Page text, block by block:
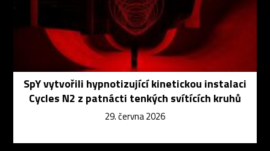
SpY vytvořili hypnotizující kinetickou instalaci
Cycles N2 z patnácti tenkých svítících kruhů
29. června 2026